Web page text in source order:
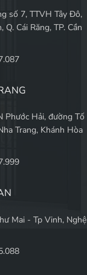
số 7, TTVH Tây Đô,
Cái Răng, TP. Cần
Phước Hải, đường Tố
Trang, Khánh Hòa
Mai - Tp Vinh, Nghệ